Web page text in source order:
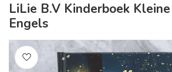
LiLie B.V Kinderboek
Engels